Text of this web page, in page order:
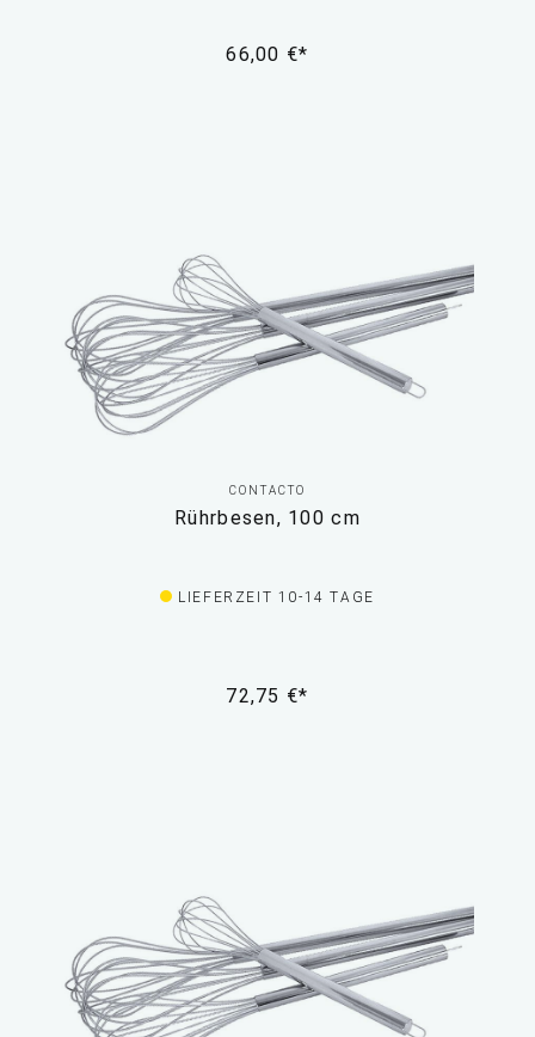
66,00 €*
CONTACTO
Rührbesen, 100 cm
LIEFERZEIT 10-14 TAGE
72,75 €*